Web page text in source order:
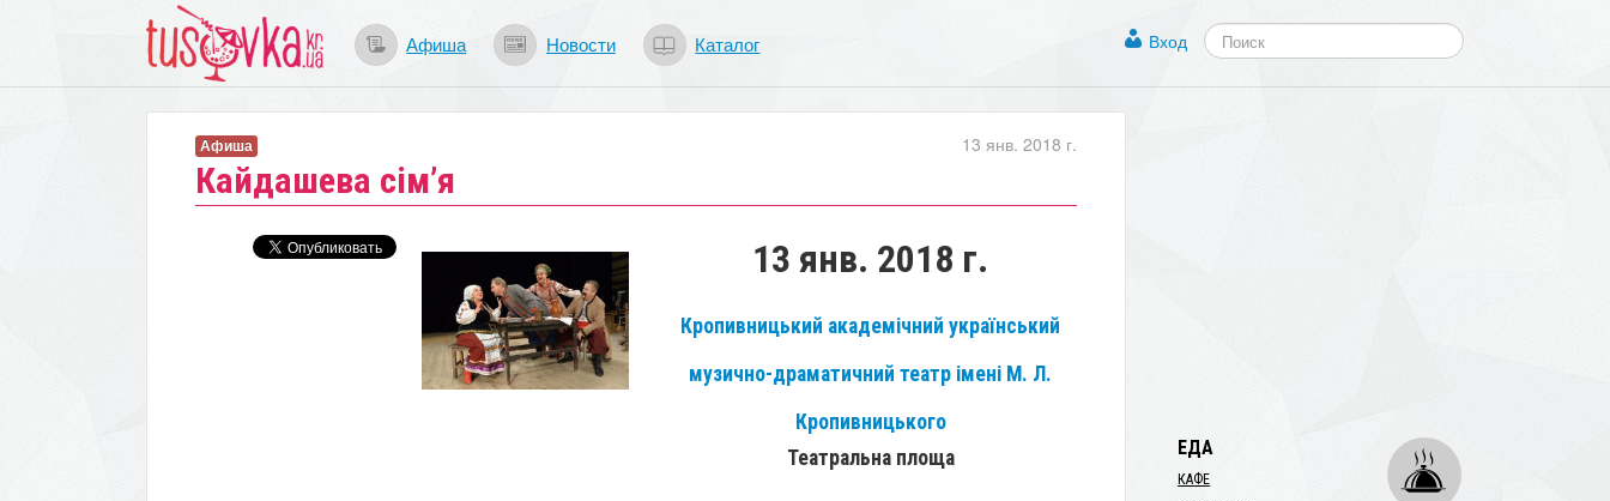
Афиша Новости Каталог Вход
Кайдашева сім’я
13 янв. 2018 г.
Афиша
13 янв. 2018 г.
Кропивницький академічний український
музично-драматичний театр імені М. Л.
Кропивницького
Театральна площа
ЕДА
КАФЕ